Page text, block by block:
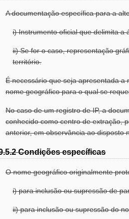
A documentação específica para a
i) Instrumento oficial que delimita a
ii) Se for o caso, representação
território.
É necessário que seja apresentada
nome geográfico para o qual se
No caso de um registro de IP, a
conhecido como centro de extração,
anterior, em observância ao disposto
Condições específicas
O nome geográfico originalmente
i) para inclusão ou supressão de
ii) para inclusão ou supressão do